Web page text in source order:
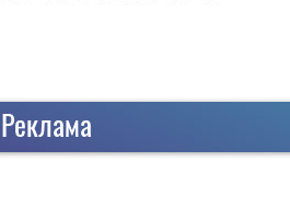
Реклама